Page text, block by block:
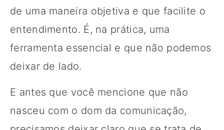
de uma maneira objetiva e que facilite o
entendimento. É, na prática, uma
ferramenta essencial e que não podemos
deixar de lado.
E antes que você mencione que não
nasceu com o dom da comunicação,